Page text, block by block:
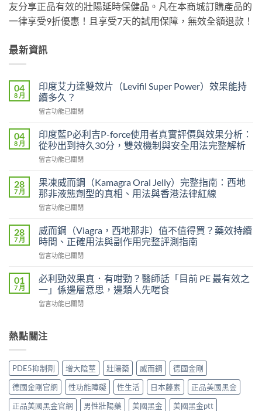
友分享正品有效的壯陽延時保健品。凡在本商城訂購產品的
一律享受9折優惠！且享受7天的試用保障，無效全額退款！
最新資訊
04
8 月
印度艾力達雙效片（Levifil Super Power）效果能持
續多久？
在
度
艾
力
達
效
片
（Levifil
Super
效
果
持
多
久？〉
中
留言功能已關閉
04
8 月
印度藍P必利吉P-force使用者真實評價與效果分析：
從秒出到持久30分，雙效機制與安全用法完整解析
在
度
藍
P
必
吉
P-
force
使
者
真
評
效
析：
從
秒
出
到
留言功能已關閉
28
7 月
果凍威而鋼（Kamagra Oral Jelly）完整指南：西地
那非液態劑型的真相、用法與香港法律紅線
在
凍
威
而
鋼
Oral
Jelly）
整
西
非
液
態
劑
型
留言功能已關閉
28
7 月
威而鋼（Viagra，西地那非）值不值得買？藥效持續
時間、正確用法與副作用完整評測指南
在
而
鋼
（Viagra，
西
非）
值
得
買？
藥
效
留言功能已關閉
01
7 月
必利勁效果真．有咁勁？醫師話「目前 PE 最有效之
一」係邊層意思，邊類人先啱食
在
勁
效
真．
有
咁
勁？
醫
留言功能已關閉
熱點關注
PDE5抑制劑 增大陰莖 壯陽藥 威而鋼
德國金剛
德國金剛官網
性功能障礙 性生活 日本藤素
正品美國黑金
正品美國黑金官網
男性壯陽藥 美國黑金 美國黑金ptt